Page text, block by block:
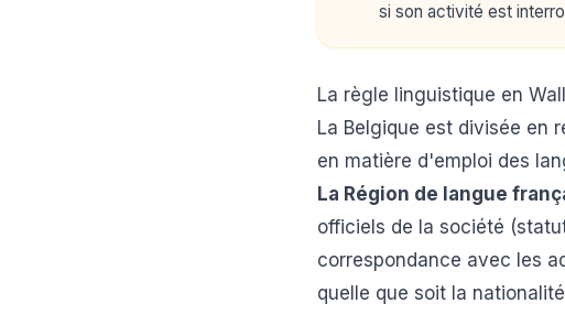
si son activité est
La règle linguistique en
La Belgique est divisée en
en matière d'emploi des
La Région de langue
officiels de la société
correspondance avec les
quelle que soit la